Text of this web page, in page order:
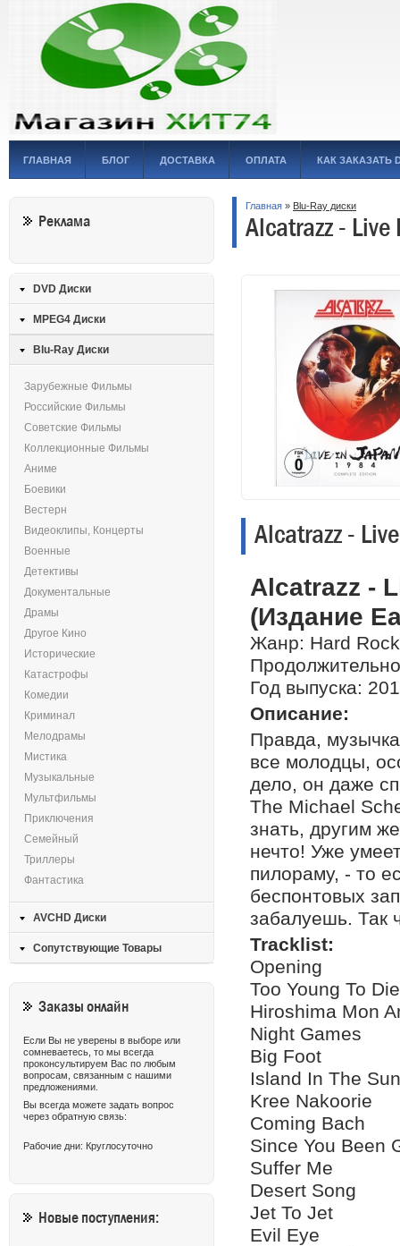
ГЛАВНАЯ БЛОГ ДОСТАВКА ОПЛАТА КАК ЗАКАЗАТЬ
Главная » Blu-Ray диски
Alcatrazz -
Alcatrazz -
Alcatrazz -
(Издание
Жанр: Hard
Год выпуска:
Описание:
Правда,
все молодцы,
дело, он даже
The Michael
знать, другим
нечто! Уже
пилораму, - то
беспонтовых
забалуешь. Так
Tracklist:
Opening
Too Young To
Hiroshima Mon
Night Games
Big Foot
Island In The Sun
Kree Nakoorie
Coming Bach
Since You Been
Suffer Me
Desert Song
Jet To Jet
Evil Eye
Реклама
DVD Диски
MPEG4 Диски
Blu-Ray Диски
Зарубежные Фильмы
Российские Фильмы
Советские Фильмы
Коллекционные Фильмы
Аниме
Боевики
Вестерн
Видеоклипы, Концерты
Военные
Детективы
Документальные
Драмы
Другое Кино
Исторические
Катастрофы
Комедии
Криминал
Мелодрамы
Мистика
Музыкальные
Мультфильмы
Приключения
Семейный
Триллеры
Фантастика
AVCHD Диски
Сопутствующие Товары
Заказы онлайн
Если Вы не уверены в выборе или
сомневаетесь, то мы всегда
проконсультируем Вас по любым
вопросам, связанным с нашими
предложениями.
Вы всегда можете задать вопрос
через обратную связь:
Рабочие дни: Круглосуточно
Новые поступления: